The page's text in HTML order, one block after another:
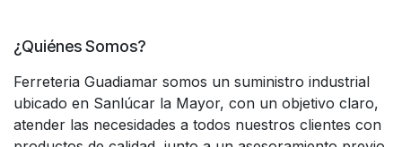
¿Quiénes Somos?
Ferreteria Guadiamar somos un suministro industrial
ubicado en Sanlúcar la Mayor, con un objetivo claro,
atender las necesidades a todos nuestros clientes con